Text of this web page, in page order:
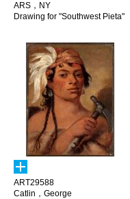
ARS，NY
Drawing for "Southwest Pieta"
ART29588
Catlin，George